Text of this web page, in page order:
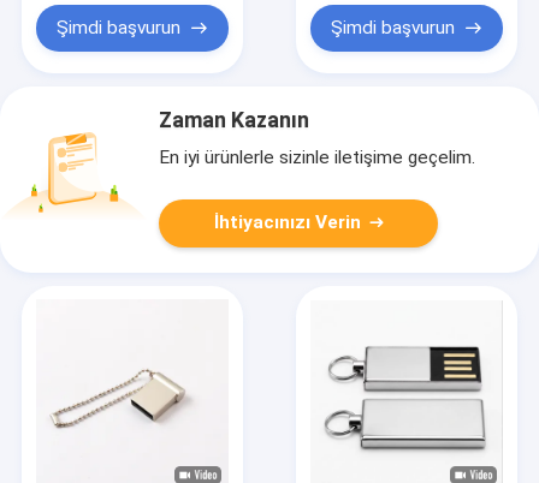
Şimdi başvurun Şimdi başvurun
Zaman Kazanın
En iyi ürünlerle sizinle iletişime geçelim.
İhtiyacınızı Verin